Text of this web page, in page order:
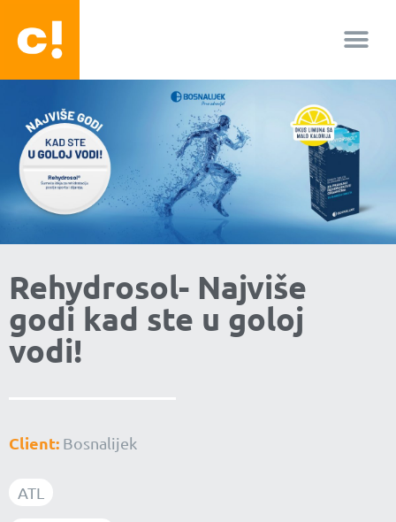
Rehydrosol- Najviše
godi kad ste u goloj
vodi!
Client: Bosnalijek
ATL